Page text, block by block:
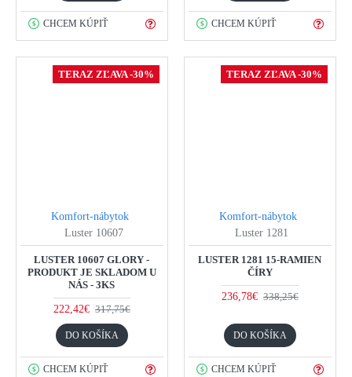
CHCEM KÚPIŤ CHCEM KÚPIŤ
TERAZ ZĽAVA -30%
Komfort-nábytok
Luster 10607
LUSTER 10607 GLORY -
PRODUKT JE SKLADOM U
NÁS - 3KS
222,42€ 317,75€
DO KOŠÍKA
CHCEM KÚPIŤ
TERAZ ZĽAVA -30%
Komfort-nábytok
Luster 1281
LUSTER 1281 15-RAMIEN
ČÍRY
236,78€ 338,25€
DO KOŠÍKA
CHCEM KÚPIŤ